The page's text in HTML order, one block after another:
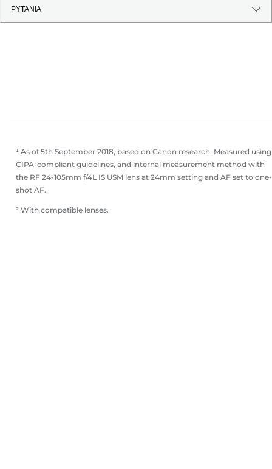
PYTANIA
¹ As of 5th September 2018, based on Canon research. Measured using
CIPA-compliant guidelines, and internal measurement method with
the RF 24-105mm f/4L IS USM lens at 24mm setting and AF set to one-
shot AF.
² With compatible lenses.